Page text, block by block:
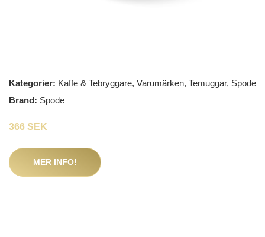
Kategorier: Kaffe & Tebryggare, Varumärken, Temuggar, Spode
Brand: Spode
366 SEK
MER INFO!